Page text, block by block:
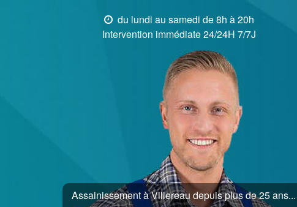
du lundi au samedi de 8h à 20h
Intervention immédiate 24/24H 7/7J
Assainissement à Villereau depuis plus de 25 ans...